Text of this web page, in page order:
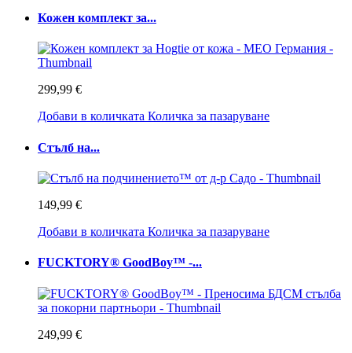
Кожен комплект за...
299,99 €
Добави в количката Количка за пазаруване
Стълб на...
149,99 €
Добави в количката Количка за пазаруване
FUCKTORY® GoodBoy™ -...
249,99 €